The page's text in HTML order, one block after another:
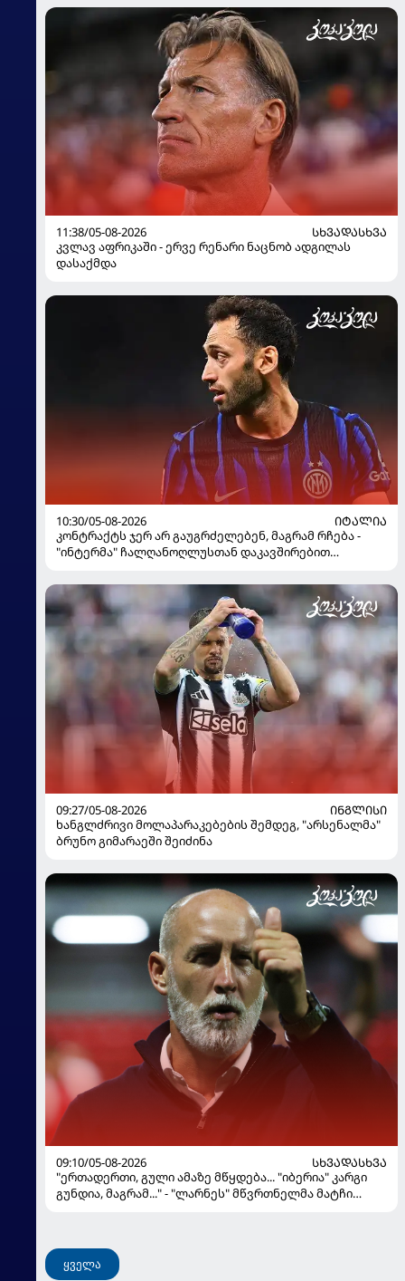
11:38/05-08-2026
ᲡᲮᲕᲐᲓᲐᲡᲮᲕᲐ
კვლავ აფრიკაში - ერვე რენარი ნაცნობ ადგილას
დასაქმდა
10:30/05-08-2026
ᲘᲢᲐᲚᲘᲐ
კონტრაქტს ჯერ არ გაუგრძელებენ, მაგრამ რჩება -
"ინტერმა" ჩალღანოღლუსთან დაკავშირებით
09:27/05-08-2026
ᲘᲜᲒᲚᲘᲡᲘ
ხანგლძრივი მოლაპარაკებების შემდეგ, "არსენალმა"
ბრუნო გიმარაეში შეიძინა
09:10/05-08-2026
ᲡᲮᲕᲐᲓᲐᲡᲮᲕᲐ
"ერთადერთი, გული ამაზე მწყდება... "იბერია" კარგი
გუნდია, მაგრამ..." - "ლარნეს" მწვრთნელმა მატჩი
ყველა